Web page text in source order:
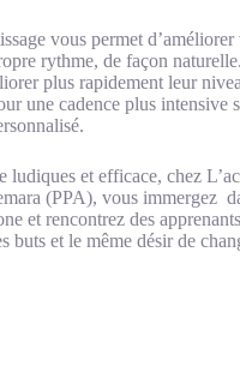
vous permet
rythme, de façon
plus rapidement leur
une cadence plus intensive
ludiques et efficace, chez
(PPA), vous immergez
et rencontrez des
buts et le même désir de